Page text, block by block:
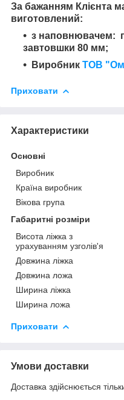
За бажанням Клієнта
виготовлений:
з наповнювачем:
завтовшки 80 мм;
Виробник ТОВ
Приховати
Характеристики
Основні
Виробник
Країна виробник
Вікова група
Габаритні розміри
Висота ліжка з
урахуванням узголів'я
Довжина ліжка
Довжина ложа
Ширина ліжка
Ширина ложа
Приховати
Умови доставки
Доставка здійснюється